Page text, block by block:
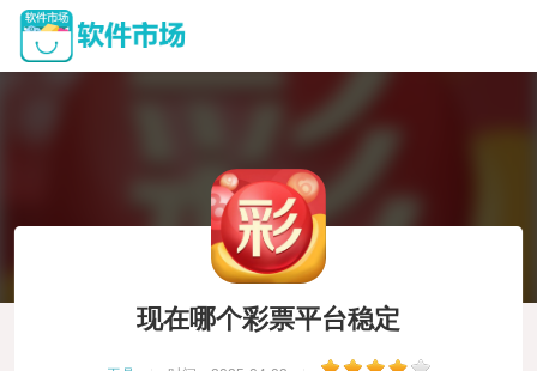
现在哪个彩票平台稳定